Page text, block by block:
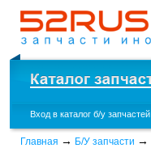
Вход в каталог б/у запчастей
Главная → Б/У запчасти →